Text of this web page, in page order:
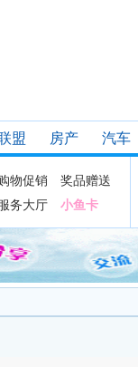
盟 房产 汽车
物促销
奖品赠送
务大厅
小鱼卡